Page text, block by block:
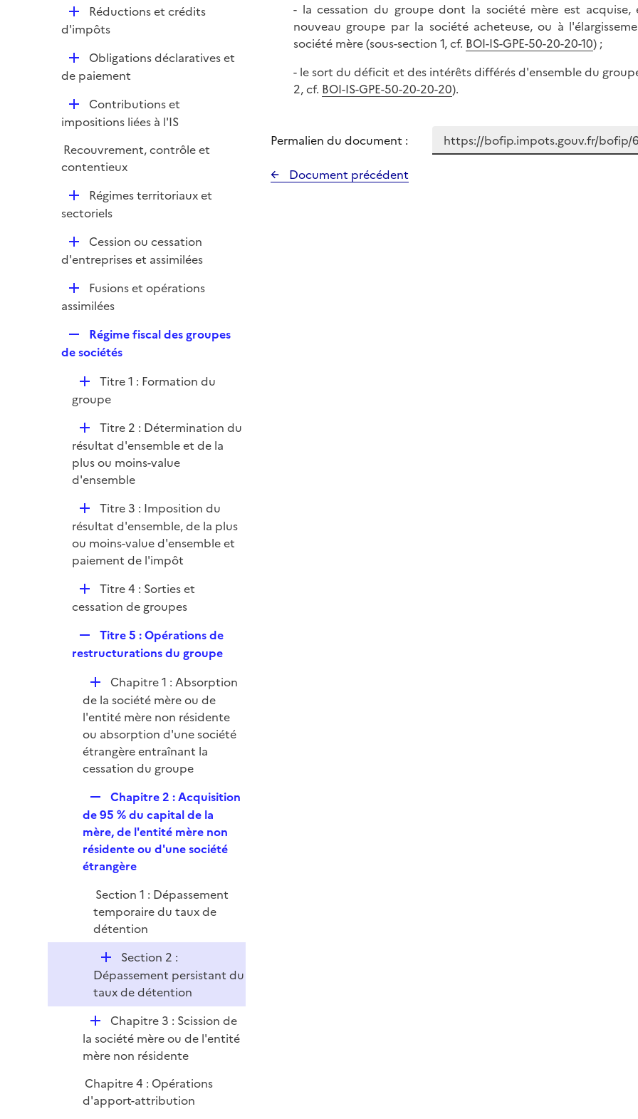
r
l
r
D
é
i
Réductions et crédits
d'impôts
D
é
i
r
Obligations déclaratives et
de paiement
D
é
l
i
Contributions et
impositions liées à l'IS
Recouvrement, contrôle et
contentieux
D
é
i
Régimes territoriaux et
sectoriels
D
é
i
Cession ou cessation
d'entreprises et assimilées
D
é
i
e
r
Fusions et opérations
assimilées
e
l
i
e
r
Régime fiscal des groupes
de sociétés
D
é
i
e
r
Titre 1 : Formation du
groupe
D
é
p
l
r
Titre 2 : Détermination du
résultat d'ensemble et de la
plus ou moins-value
d'ensemble
D
é
p
l
r
Titre 3 : Imposition du
résultat d'ensemble, de la plus
ou moins-value d'ensemble et
paiement de l'impôt
D
é
i
e
r
Titre 4 : Sorties et
cessation de groupes
e
l
i
e
r
Titre 5 : Opérations de
restructurations du groupe
D
é
p
l
i
e
Chapitre 1 : Absorption
de la société mère ou de
l'entité mère non résidente
ou absorption d'une société
étrangère entraînant la
cessation du groupe
e
p
l
i
r
Chapitre 2 : Acquisition
de 95 % du capital de la
mère, de l'entité mère non
résidente ou d'une société
étrangère
Section 1 : Dépassement
temporaire du taux de
détention
D
é
p
l
i
e
r
Section 2 :
Dépassement persistant du
taux de détention
D
é
p
i
e
Chapitre 3 : Scission de
la société mère ou de l'entité
mère non résidente
Chapitre 4 : Opérations
d'apport-attribution
- la cessation du groupe dont la société mère est
nouveau groupe par la société acheteuse, ou à
société mère (sous-section 1, cf. BOI-IS-GPE-50-20-20-10) ;
- le sort du déficit et des intérêts différés d'ensemble du
2, cf. BOI-IS-GPE-50-20-20-20).
Permalien du document :
Document précédent